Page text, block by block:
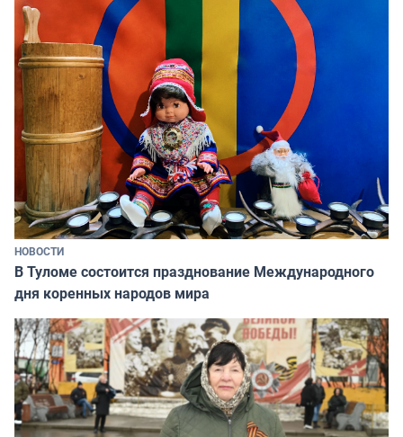
НОВОСТИ
В Туломе состоится празднование Международного
дня коренных народов мира